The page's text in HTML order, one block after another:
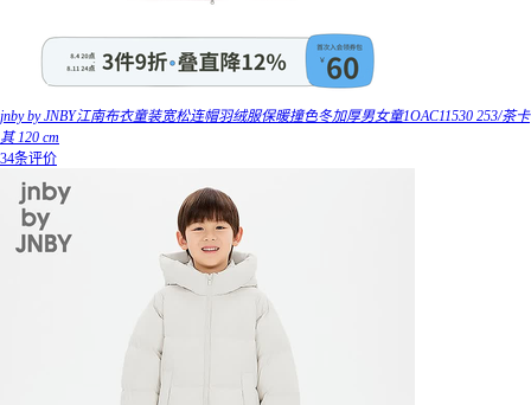
jnby by JNBY江南布衣童装宽松连帽羽绒服保暖撞色冬加厚男女童1OAC11530 253/茶卡
其 120 cm
34条评价